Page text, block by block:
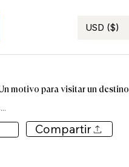
USD ($)
motivo para visitar un destino
Compartir